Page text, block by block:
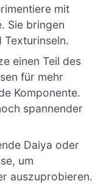
mit
Sie bringen
Texturinseln.
einen Teil des
für mehr
Komponente.
spannender
Daiya oder
um
auszuprobieren.